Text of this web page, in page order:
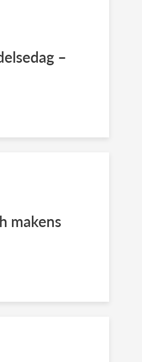
–
makens